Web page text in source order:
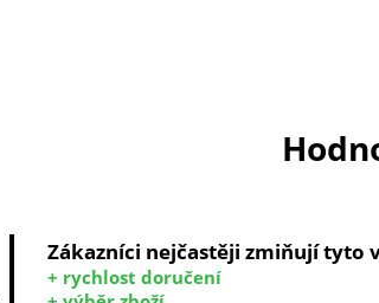
Zákazníci nejčastěji zmiňují tyto
+ rychlost doručení